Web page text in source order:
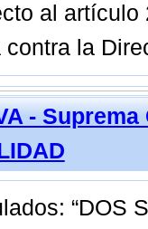
al
la
-
“DOS